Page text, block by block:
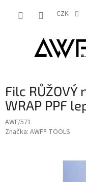
CZK
Filc
WRAP PPF
AWF/571
Značka: AWF® TOOLS